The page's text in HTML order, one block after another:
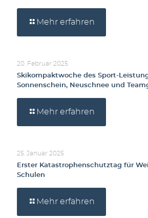
Mehr erfahren
20. Februar 2025
Skikompaktwoche des Sport-
Sonnenschein, Neuschnee und
Mehr erfahren
25. Januar 2025
Erster Katastrophenschutztag für
Schulen
Mehr erfahren